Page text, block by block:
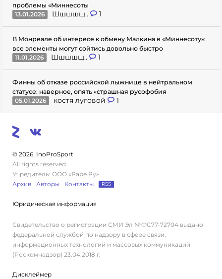
проблемы «Миннесоты
13.01.2026
Шшшшщ.. 1
В Монреале об интересе к обмену Малкина в «Миннесоту»:
все элементы могут сойтись довольно быстро
11.01.2026
Шшшшщ.. 1
Финны об отказе российской лыжнице в нейтральном
статусе: наверное, опять «страшная русофобия
05.01.2026
костя луговой 1
© 2026. InoProSport
All rights reserved.
Учредитель: ООО «Раре.Ру»
Архив
Авторы Контакты RSS
Юридическая информация
Свидетельство о регистрации СМИ Эл №ФС77-72704 выдано
федеральной службой по надзору в сфере связи,
информационных технологий и массовых коммуникаций
(Роскомнадзор) 23.04.2018 г.
Дисклеймер